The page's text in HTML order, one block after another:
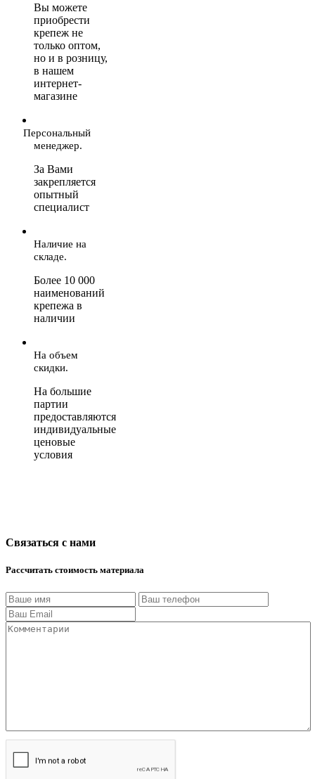
Вы можете
приобрести
крепеж не
только оптом,
но и в розницу,
в нашем
интернет-
магазине
Персональный
менеджер.
За Вами
закрепляется
опытный
специалист
Наличие на
складе.
Более 10 000
наименований
крепежа в
наличии
На объем
скидки.
На большие
партии
предоставляются
индивидуальные
ценовые
условия
Связаться с нами
Рассчитать стоимость материала